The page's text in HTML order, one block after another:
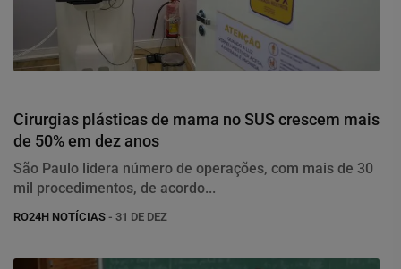
Cirurgias plásticas de mama no SUS crescem mais
de 50% em dez anos
São Paulo lidera número de operações, com mais de 30
mil procedimentos, de acordo...
RO24H NOTÍCIAS - 31 DE DEZ